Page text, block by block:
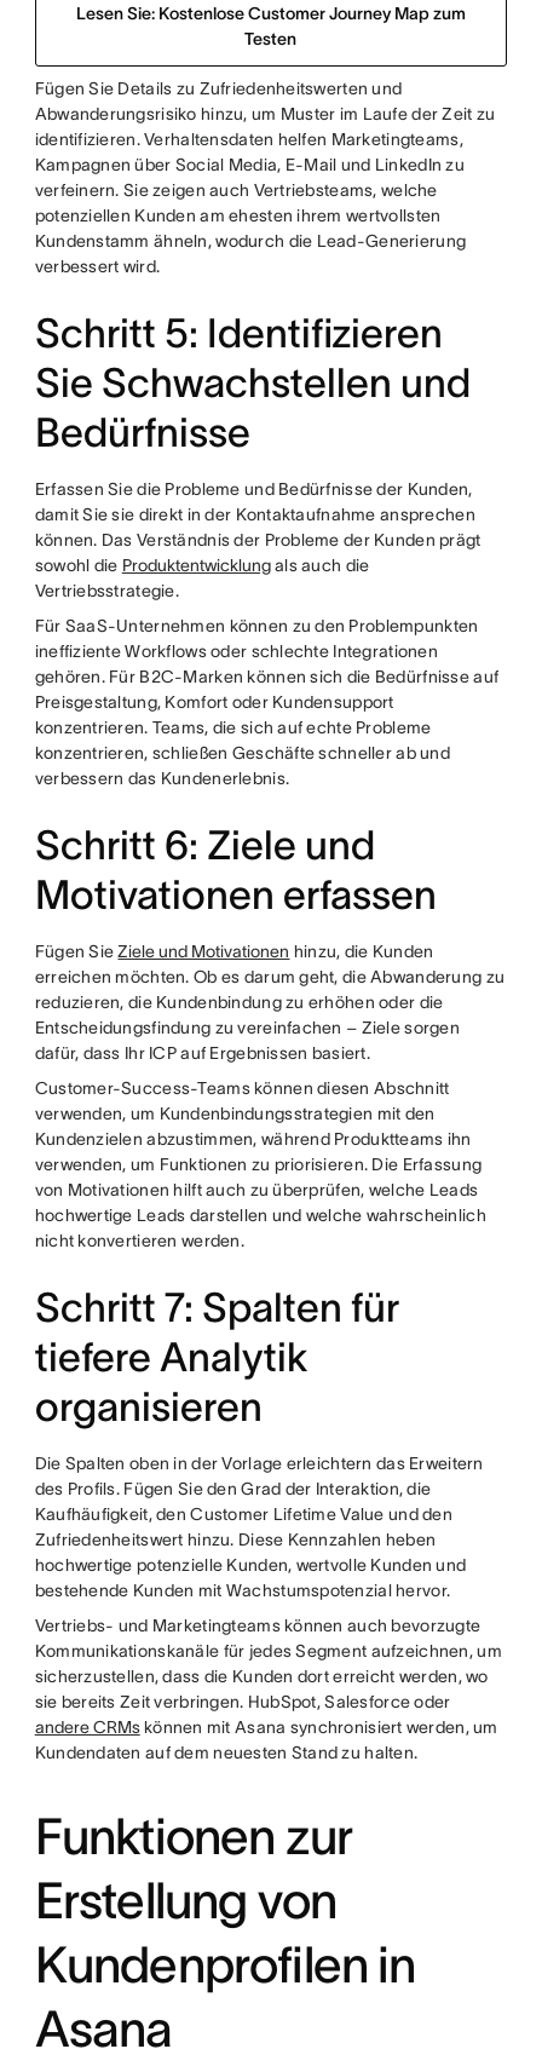
Lesen Sie: Kostenlose Customer Journey Map zum
Testen
Fügen Sie Details zu Zufriedenheitswerten und
Abwanderungsrisiko hinzu, um Muster im Laufe der Zeit zu
identifizieren. Verhaltensdaten helfen Marketingteams,
Kampagnen über Social Media, E-Mail und LinkedIn zu
verfeinern. Sie zeigen auch Vertriebsteams, welche
potenziellen Kunden am ehesten ihrem wertvollsten
Kundenstamm ähneln, wodurch die Lead-Generierung
verbessert wird.
Schritt 5: Identifizieren
Sie Schwachstellen und
Bedürfnisse
Erfassen Sie die Probleme und Bedürfnisse der Kunden,
damit Sie sie direkt in der Kontaktaufnahme ansprechen
können. Das Verständnis der Probleme der Kunden prägt
sowohl die Produktentwicklungals auch die
Vertriebsstrategie.
Für SaaS-Unternehmen können zu den Problempunkten
ineffiziente Workflows oder schlechte Integrationen
gehören. Für B2C-Marken können sich die Bedürfnisse auf
Preisgestaltung, Komfort oder Kundensupport
konzentrieren. Teams, die sich auf echte Probleme
konzentrieren, schließen Geschäfte schneller ab und
verbessern das Kundenerlebnis.
Schritt 6: Ziele und
Motivationen erfassen
Fügen SieZiele und Motivationen hinzu, die Kunden
erreichen möchten. Ob es darum geht, die Abwanderung zu
reduzieren, die Kundenbindung zu erhöhen oder die
Entscheidungsfindung zu vereinfachen – Ziele sorgen
dafür, dass Ihr ICP auf Ergebnissen basiert.
Customer-Success-Teams können diesen Abschnitt
verwenden, um Kundenbindungsstrategien mit den
Kundenzielen abzustimmen, während Produktteams ihn
verwenden, um Funktionen zu priorisieren. Die Erfassung
von Motivationen hilft auch zu überprüfen, welche Leads
hochwertige Leads darstellen und welche wahrscheinlich
nicht konvertieren werden.
Schritt 7: Spalten für
tiefere Analytik
organisieren
Die Spalten oben in der Vorlage erleichtern das Erweitern
des Profils. Fügen Sie den Grad der Interaktion, die
Kaufhäufigkeit, den Customer Lifetime Value und den
Zufriedenheitswert hinzu. Diese Kennzahlen heben
hochwertige potenzielle Kunden, wertvolle Kunden und
bestehende Kunden mit Wachstumspotenzial hervor.
Vertriebs- und Marketingteams können auch bevorzugte
Kommunikationskanäle für jedes Segment aufzeichnen, um
sicherzustellen, dass die Kunden dort erreicht werden, wo
sie bereits Zeit verbringen. HubSpot, Salesforce oder
andere CRMskönnen mit Asana synchronisiert werden, um
Kundendaten auf dem neuesten Stand zu halten.
Funktionen zur
Erstellung von
Kundenprofilen in
Asana